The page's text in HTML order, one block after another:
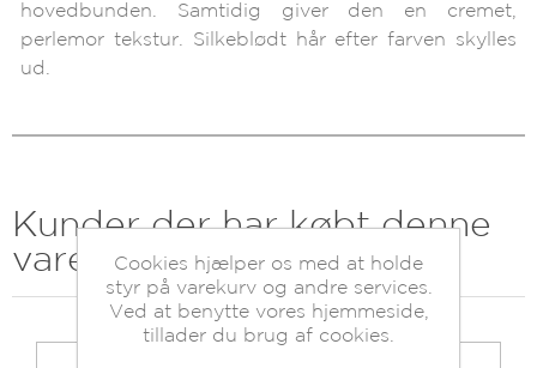
hovedbunden. Samtidig giver den en cremet,
perlemor tekstur. Silkeblødt hår efter farven skylles
ud.
Kunder der har købt denne
vare købte også
Cookies hjælper os med at holde
styr på varekurv og andre services.
Ved at benytte vores hjemmeside,
tillader du brug af cookies.